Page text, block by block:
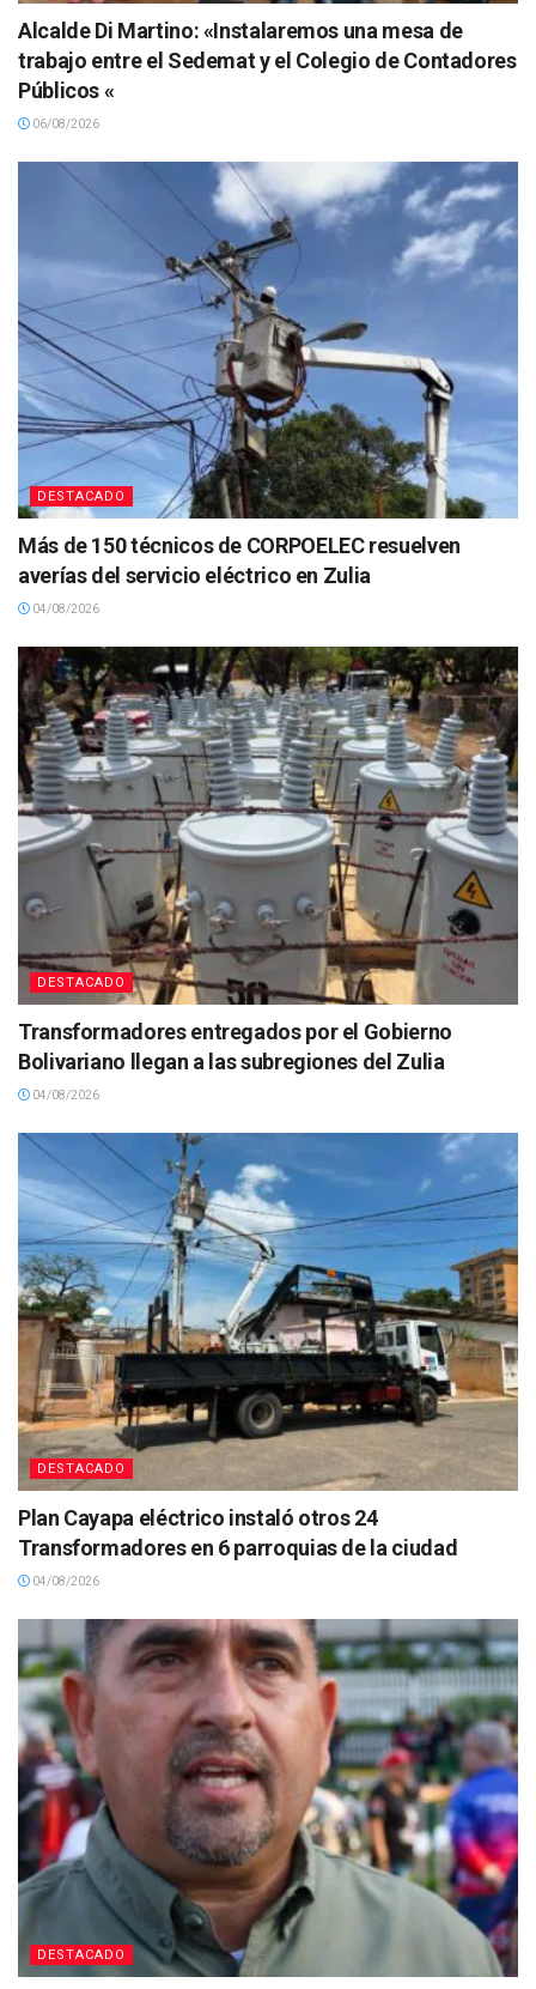
Alcalde Di Martino: «Instalaremos una mesa de
trabajo entre el Sedemat y el Colegio de Contadores
Públicos «
06/08/2026
DESTACADO
Más de 150 técnicos de CORPOELEC resuelven
averías del servicio eléctrico en Zulia
04/08/2026
DESTACADO
Transformadores entregados por el Gobierno
Bolivariano llegan a las subregiones del Zulia
04/08/2026
DESTACADO
Plan Cayapa eléctrico instaló otros 24
Transformadores en 6 parroquias de la ciudad
04/08/2026
DESTACADO